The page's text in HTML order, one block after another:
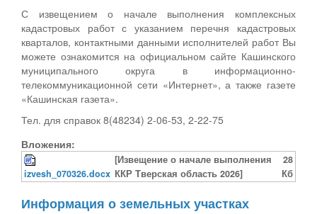
С извещением о начале выполнения комплексных
кадастровых работ с указанием перечня кадастровых
кварталов, контактными данными исполнителей работ Вы
можете ознакомится на официальном сайте Кашинского
муниципального округа в информационно-
телекоммуникационной сети «Интернет», а также газете
«Кашинская газета».
Тел. для справок 8(48234) 2-06-53, 2-22-75
Вложения:
izvesh_070326.docx
[Извещение о начале выполнения
ККР Тверская область 2026]
28
Кб
Информация о земельных участках